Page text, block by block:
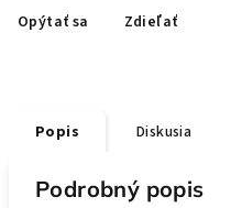
Opýtať sa Zdieľať
Popis Diskusia
Podrobný popis